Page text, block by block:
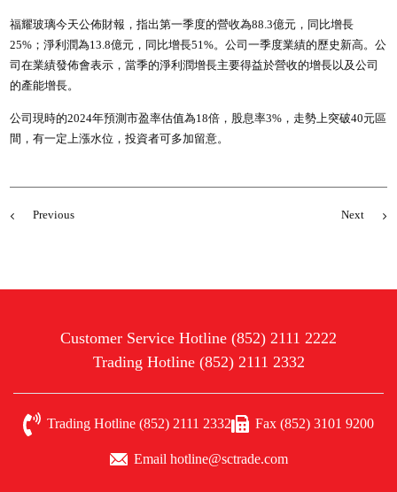
福耀玻璃今天公佈財報，指出第一季度的營收為88.3億元，同比增長
25%；淨利潤為13.8億元，同比增長51%。公司一季度業績的歷史新高。公
司在業績發佈會表示，當季的淨利潤增長主要得益於營收的增長以及公司
的產能增長。
公司現時的2024年預測市盈率估值為18倍，股息率3%，走勢上突破40元區
間，有一定上漲水位，投資者可多加留意。
Previous Next
Customer Service Hotline (852) 2111 2222
Trading Hotline (852) 2111 2332
Trading Hotline (852) 2111 2332 Fax (852) 3101 9200
Email hotline@sctrade.com